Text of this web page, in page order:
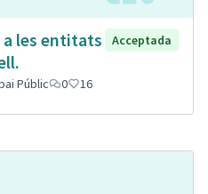
a les entitats
Acceptada
Públic 0 16